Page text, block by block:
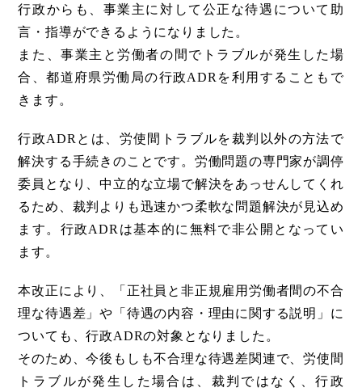
行政からも、事業主に対して公正な待遇について助
言・指導ができるようになりました。
また、事業主と労働者の間でトラブルが発生した場
合、都道府県労働局の行政ADRを利用することもで
きます。
行政ADRとは、労使間トラブルを裁判以外の方法で
解決する手続きのことです。労働問題の専門家が調停
委員となり、中立的な立場で解決をあっせんしてくれ
るため、裁判よりも迅速かつ柔軟な問題解決が見込め
ます。行政ADRは基本的に無料で非公開となってい
ます。
本改正により、「正社員と非正規雇用労働者間の不合
理な待遇差」や「待遇の内容・理由に関する説明」に
ついても、行政ADRの対象となりました。
そのため、今後もしも不合理な待遇差関連で、労使間
トラブルが発生した場合は、裁判ではなく、行政